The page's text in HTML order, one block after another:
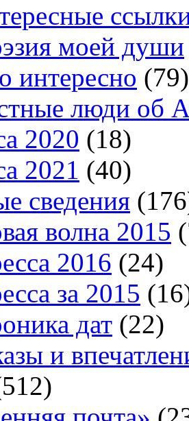
моей души
интересно (79)
люди об
2020 (18)
2021 (40)
сведения
волна 2015
2016 (24)
за 2015
дат (22)
и